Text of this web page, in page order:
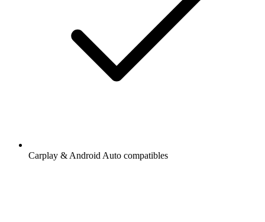
Carplay & Android Auto compatibles